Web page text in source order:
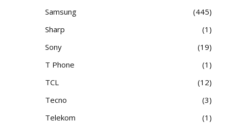
Samsung
445
Sharp
1
Sony
19
T Phone
1
TCL
12
Tecno
3
Telekom
1